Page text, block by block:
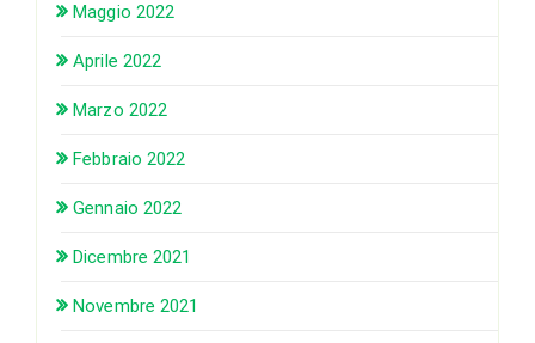
Maggio 2022
Aprile 2022
Marzo 2022
Febbraio 2022
Gennaio 2022
Dicembre 2021
Novembre 2021